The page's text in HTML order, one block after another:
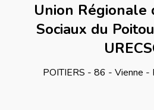
Union Régionale
Sociaux du
POITIERS - 86 - Vienne -